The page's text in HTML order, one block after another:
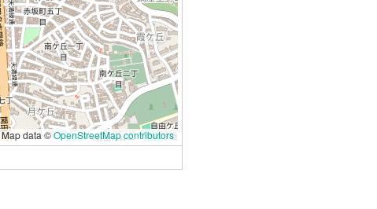
Map data ©OpenStreetMap contributors